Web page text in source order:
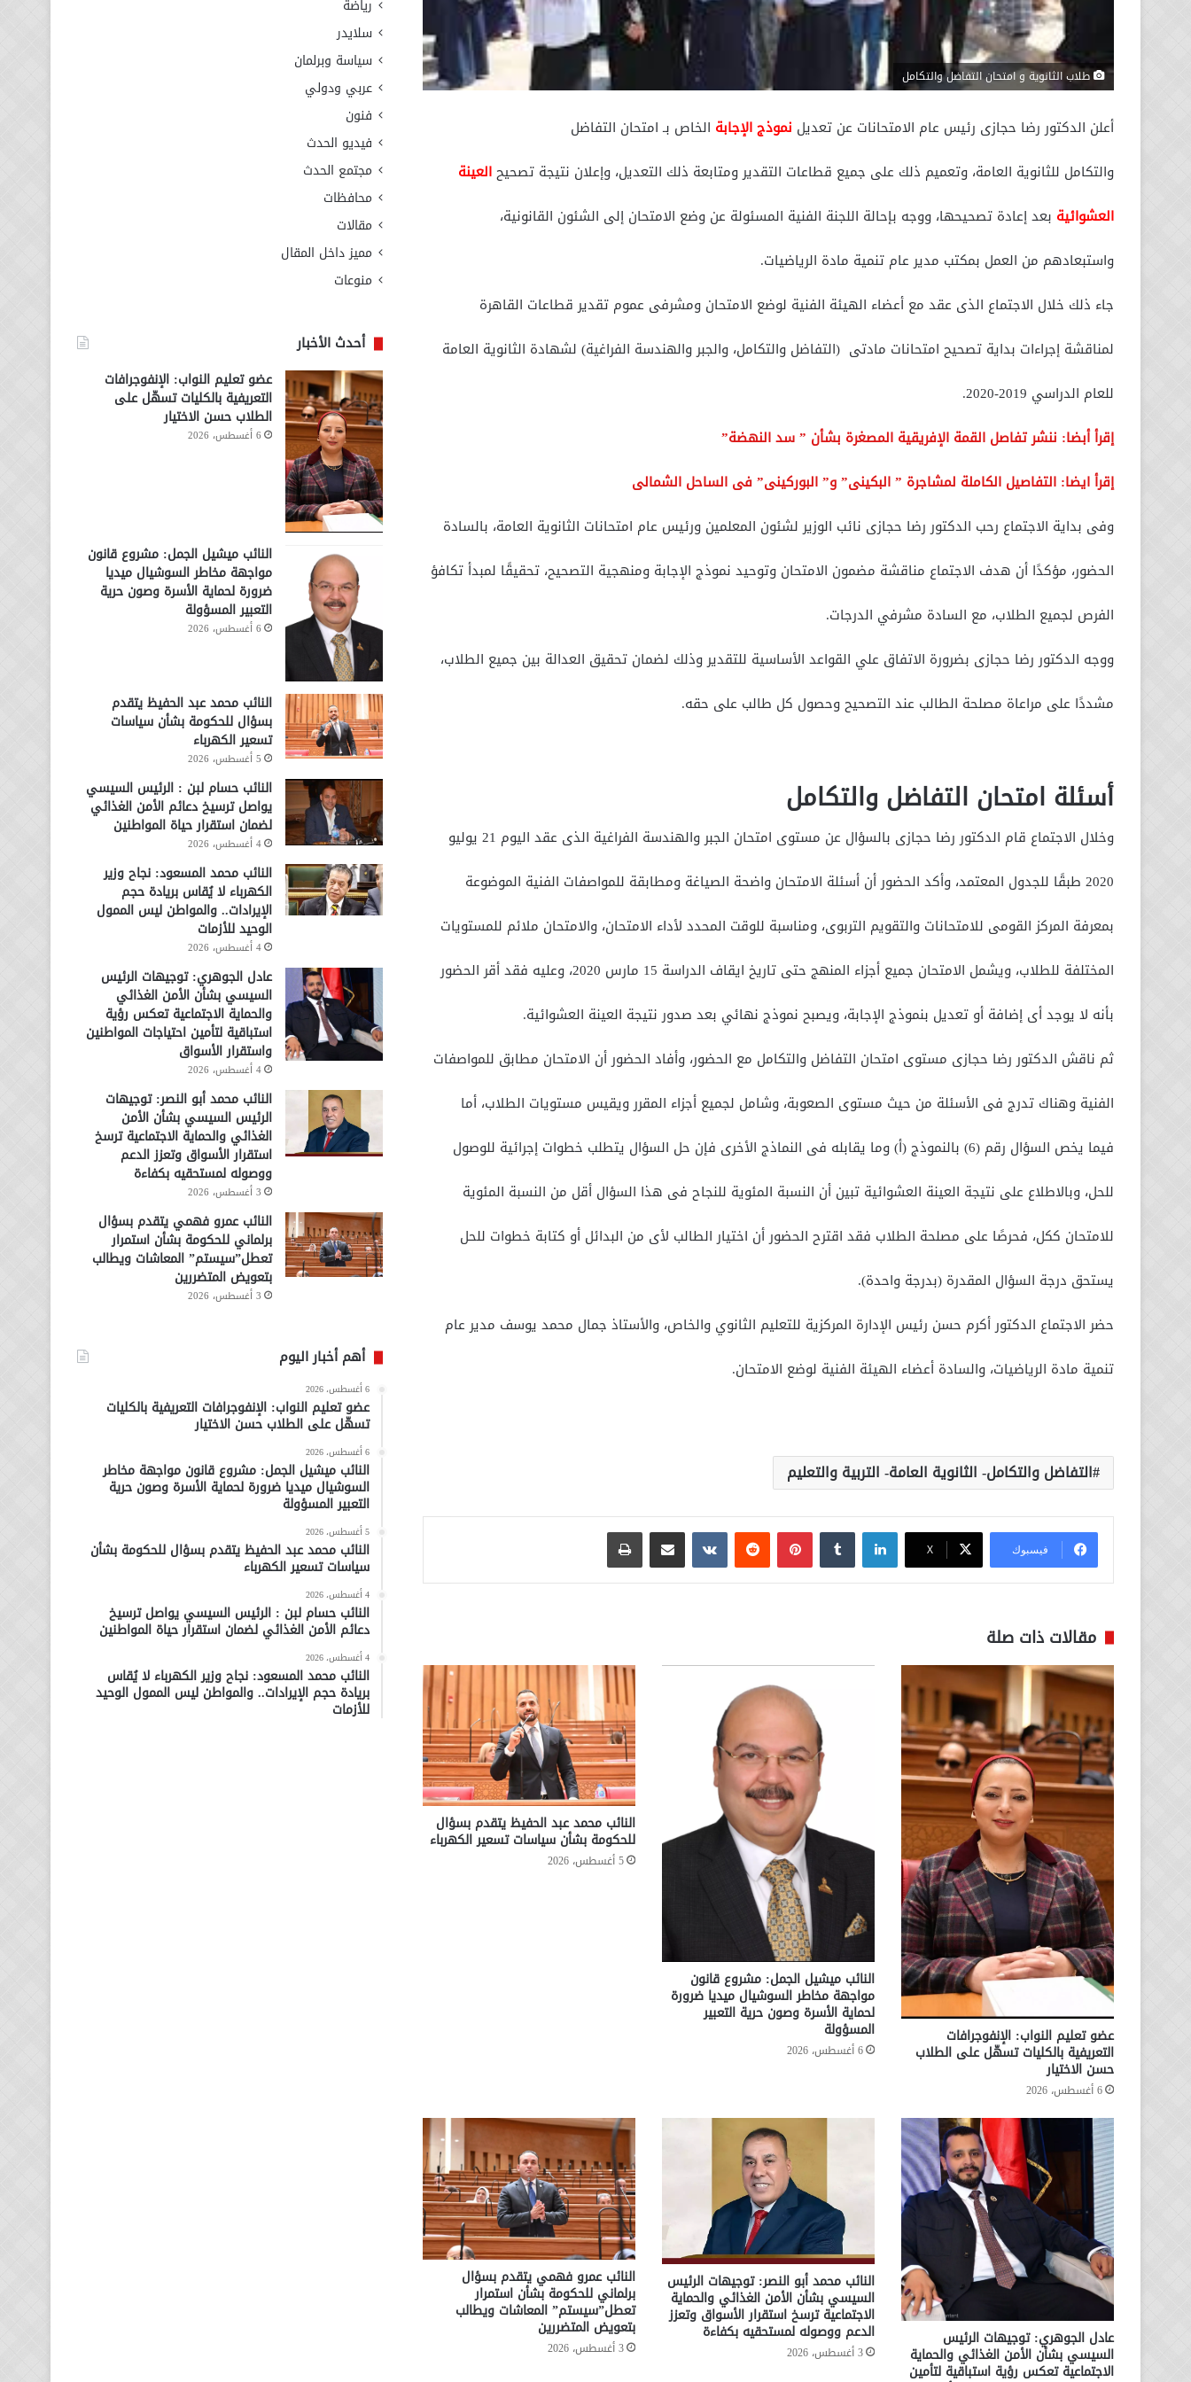
طلاب الثانوية و امتحان التفاضل والتكامل
أعلن الدكتور رضا حجازى رئيس عام الامتحانات عن تعديل نموذج الإجابة الخاص بـ امتحان التفاضل
والتكامل للثانوية العامة، وتعميم ذلك على جميع قطاعات التقدير ومتابعة ذلك التعديل، وإعلان نتيجة تصحيحالعينة
العشوائية بعد إعادة تصحيحها، ووجه بإحالة اللجنة الفنية المسئولة عن وضع الامتحان إلى الشئون القانونية،
واستبعادهم من العمل بمكتب مدير عام تنمية مادة الرياضيات.
جاء ذلك خلال الاجتماع الذى عقد مع أعضاء الهيئة الفنية لوضع الامتحان ومشرفى عموم تقدير قطاعات القاهرة
لمناقشة إجراءات بداية تصحيح امتحانات مادتى (التفاضل والتكامل، والجبر والهندسة الفراغية) لشهادة الثانوية العامة
للعام الدراسي 2019-2020.
إقرأ أبضا: ننشر تفاصل القمة الإفريقية المصغرة بشأن ” سد النهضة”
إقرأ ايضا: التفاصيل الكاملة لمشاجرة ” البكينى” و” البوركينى” فى الساحل الشمالى
وفى بداية الاجتماع رحب الدكتور رضا حجازى نائب الوزير لشئون المعلمين ورئيس عام امتحانات الثانوية العامة، بالسادة
الحضور، مؤكدًا أن هدف الاجتماع مناقشة مضمون الامتحان وتوحيد نموذج الإجابة ومنهجية التصحيح، تحقيقًا لمبدأ تكافؤ
الفرص لجميع الطلاب، مع السادة مشرفي الدرجات.
ووجه الدكتور رضا حجازى بضرورة الاتفاق علي القواعد الأساسية للتقدير وذلك لضمان تحقيق العدالة بين جميع الطلاب،
مشددًا على مراعاة مصلحة الطالب عند التصحيح وحصول كل طالب على حقه.
أسئلة امتحان التفاضل والتكامل
وخلال الاجتماع قام الدكتور رضا حجازى بالسؤال عن مستوى امتحان الجبر والهندسة الفراغية الذى عقد اليوم 21 يوليو
2020 طبقًا للجدول المعتمد، وأكد الحضور أن أسئلة الامتحان واضحة الصياغة ومطابقة للمواصفات الفنية الموضوعة
بمعرفة المركز القومى للامتحانات والتقويم التربوى، ومناسبة للوقت المحدد لأداء الامتحان، والامتحان ملائم للمستويات
المختلفة للطلاب، ويشمل الامتحان جميع أجزاء المنهج حتى تاريخ ايقاف الدراسة 15 مارس 2020، وعليه فقد أقر الحضور
بأنه لا يوجد أى إضافة أو تعديل بنموذج الإجابة، ويصبح نموذج نهائي بعد صدور نتيجة العينة العشوائية.
ثم ناقش الدكتور رضا حجازى مستوى امتحان التفاضل والتكامل مع الحضور، وأفاد الحضور أن الامتحان مطابق للمواصفات
الفنية وهناك تدرج فى الأسئلة من حيث مستوى الصعوبة، وشامل لجميع أجزاء المقرر ويقيس مستويات الطلاب، أما
فيما يخص السؤال رقم (6) بالنموذج (أ) وما يقابله فى النماذج الأخرى فإن حل السؤال يتطلب خطوات إجرائية للوصول
للحل، وبالاطلاع على نتيجة العينة العشوائية تبين أن النسبة المئوية للنجاح فى هذا السؤال أقل من النسبة المئوية
للامتحان ككل، فحرصًا على مصلحة الطلاب فقد اقترح الحضور أن اختيار الطالب لأى من البدائل أو كتابة خطوات للحل
يستحق درجة السؤال المقدرة (بدرجة واحدة).
حضر الاجتماع الدكتور أكرم حسن رئيس الإدارة المركزية للتعليم الثانوي والخاص، والأستاذ جمال محمد يوسف مدير عام
تنمية مادة الرياضيات، والسادة أعضاء الهيئة الفنية لوضع الامتحان.
التفاضل والتكامل- الثانوية العامة- التربية والتعليم
فيسبوك ‫X
لينكدإن بينتيريست مشاركة عبر البريد طباعة
مقالات ذات صلة
عضو تعليم النواب: الإنفوجرافات
التعريفية بالكليات تسهّل على الطلاب
حسن الاختيار
6 أغسطس، 2026
النائب ميشيل الجمل: مشروع قانون
مواجهة مخاطر السوشيال ميديا ضرورة
لحماية الأسرة وصون حرية التعبير
المسؤولة
6 أغسطس، 2026
النائب محمد عبد الحفيظ يتقدم بسؤال
للحكومة بشأن سياسات تسعير الكهرباء
5 أغسطس، 2026
عادل الجوهري: توجيهات الرئيس
السيسي بشأن الأمن الغذائي والحماية
الاجتماعية تعكس رؤية استباقية لتأمين
النائب محمد أبو النصر: توجيهات الرئيس
السيسي بشأن الأمن الغذائي والحماية
الاجتماعية ترسخ استقرار الأسواق وتعزز
الدعم ووصوله لمستحقيه بكفاءة
3 أغسطس، 2026
النائب عمرو فهمي يتقدم بسؤال
برلماني للحكومة بشأن استمرار
تعطل”سيستم” المعاشات ويطالب
بتعويض المتضررين
3 أغسطس، 2026
رياضة
سلايدر
سياسة وبرلمان
عربي ودولي
فنون
فيديو الحدث
مجتمع الحدث
محافظات
مقالات
مميز داخل المقال
منوعات
أحدث الأخبار
عضو تعليم النواب: الإنفوجرافات
التعريفية بالكليات تسهّل على
الطلاب حسن الاختيار
6 أغسطس، 2026
النائب ميشيل الجمل: مشروع قانون
مواجهة مخاطر السوشيال ميديا
ضرورة لحماية الأسرة وصون حرية
التعبير المسؤولة
6 أغسطس، 2026
النائب محمد عبد الحفيظ يتقدم
بسؤال للحكومة بشأن سياسات
تسعير الكهرباء
5 أغسطس، 2026
النائب حسام لبن : الرئيس السيسي
يواصل ترسيخ دعائم الأمن الغذائي
لضمان استقرار حياة المواطنين
4 أغسطس، 2026
النائب محمد المسعود: نجاح وزير
الكهرباء لا يُقاس بريادة حجم
الإيرادات.. والمواطن ليس الممول
الوحيد للأزمات
4 أغسطس، 2026
عادل الجوهري: توجيهات الرئيس
السيسي بشأن الأمن الغذائي
والحماية الاجتماعية تعكس رؤية
استباقية لتأمين احتياجات المواطنين
واستقرار الأسواق
4 أغسطس، 2026
النائب محمد أبو النصر: توجيهات
الرئيس السيسي بشأن الأمن
الغذائي والحماية الاجتماعية ترسخ
استقرار الأسواق وتعزز الدعم
ووصوله لمستحقيه بكفاءة
3 أغسطس، 2026
النائب عمرو فهمي يتقدم بسؤال
برلماني للحكومة بشأن استمرار
تعطل”سيستم” المعاشات ويطالب
بتعويض المتضررين
3 أغسطس، 2026
أهم أخبار اليوم
6 أغسطس، 2026
عضو تعليم النواب: الإنفوجرافات التعريفية بالكليات
تسهّل على الطلاب حسن الاختيار
6 أغسطس، 2026
النائب ميشيل الجمل: مشروع قانون مواجهة مخاطر
السوشيال ميديا ضرورة لحماية الأسرة وصون حرية
التعبير المسؤولة
5 أغسطس، 2026
النائب محمد عبد الحفيظ يتقدم بسؤال للحكومة بشأن
سياسات تسعير الكهرباء
4 أغسطس، 2026
النائب حسام لبن : الرئيس السيسي يواصل ترسيخ
دعائم الأمن الغذائي لضمان استقرار حياة المواطنين
4 أغسطس، 2026
النائب محمد المسعود: نجاح وزير الكهرباء لا يُقاس
بريادة حجم الإيرادات.. والمواطن ليس الممول الوحيد
للأزمات